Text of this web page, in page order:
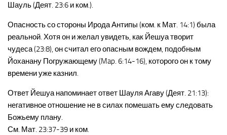
Шауль (Деят. 23:6 и ком.).
Опасность со стороны Ирода Антипы (ком. к Мат. 14:1) была
реальной. Хотя он и желал увидеть, как Йешуа творит
чудеса (23:8), он считал его опасным вождем, подобным
Йоханану Погружающему (Map. 6:14-16), которого он к тому
времени уже казнил.
Ответ Йешуа напоминает ответ Шауля Агаву (Деят. 21:13):
негативное отношение не в силах помешать ему следовать
Божьему плану.
См. Мат. 23:37-39 и ком.